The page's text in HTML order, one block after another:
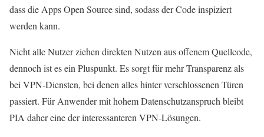
dass die Apps Open Source sind, sodass der Code inspiziert
werden kann.
Nicht alle Nutzer ziehen direkten Nutzen aus offenem Quellcode,
dennoch ist es ein Pluspunkt. Es sorgt für mehr Transparenz als
bei VPN‑Diensten, bei denen alles hinter verschlossenen Türen
passiert. Für Anwender mit hohem Datenschutzanspruch bleibt
PIA daher eine der interessanteren VPN‑Lösungen.